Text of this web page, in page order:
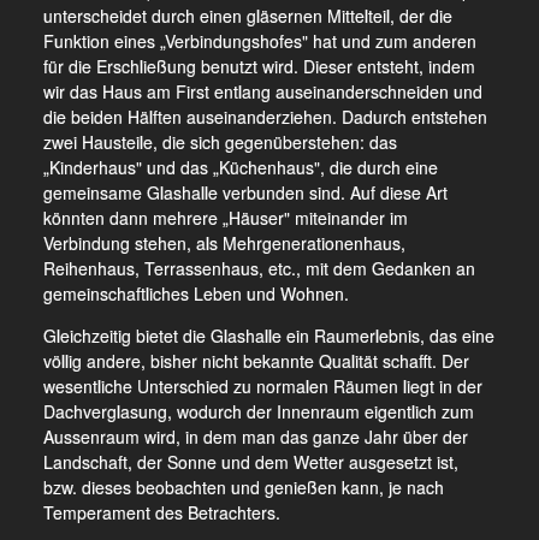
unterscheidet durch einen gläsernen Mittelteil, der die
Funktion eines „Verbindungshofes" hat und zum anderen
für die Erschließung benutzt wird. Dieser entsteht, indem
wir das Haus am First entlang auseinanderschneiden und
die beiden Hälften auseinanderziehen. Dadurch entstehen
zwei Hausteile, die sich gegenüberstehen: das
„Kinderhaus" und das „Küchenhaus", die durch eine
gemeinsame Glashalle verbunden sind. Auf diese Art
könnten dann mehrere „Häuser" miteinander im
Verbindung stehen, als Mehrgenerationenhaus,
Reihenhaus, Terrassenhaus, etc., mit dem Gedanken an
gemeinschaftliches Leben und Wohnen.
Gleichzeitig bietet die Glashalle ein Raumerlebnis, das eine
völlig andere, bisher nicht bekannte Qualität schafft. Der
wesentliche Unterschied zu normalen Räumen liegt in der
Dachverglasung, wodurch der Innenraum eigentlich zum
Aussenraum wird, in dem man das ganze Jahr über der
Landschaft, der Sonne und dem Wetter ausgesetzt ist,
bzw. dieses beobachten und genießen kann, je nach
Temperament des Betrachters.